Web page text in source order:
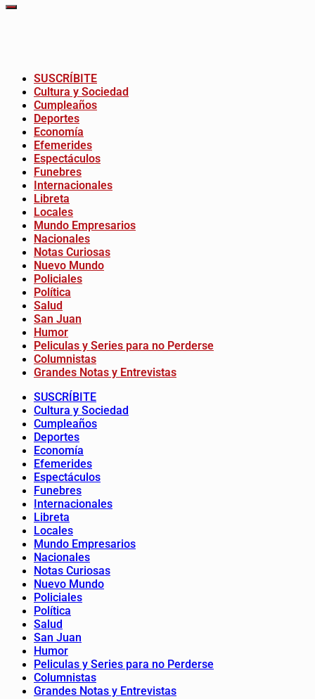
SUSCRÍBITE
Cultura y Sociedad
Cumpleaños
Deportes
Economía
Efemerides
Espectáculos
Funebres
Internacionales
Libreta
Locales
Mundo Empresarios
Nacionales
Notas Curiosas
Nuevo Mundo
Policiales
Política
Salud
San Juan
Humor
Peliculas y Series para no Perderse
Columnistas
Grandes Notas y Entrevistas
SUSCRÍBITE
Cultura y Sociedad
Cumpleaños
Deportes
Economía
Efemerides
Espectáculos
Funebres
Internacionales
Libreta
Locales
Mundo Empresarios
Nacionales
Notas Curiosas
Nuevo Mundo
Policiales
Política
Salud
San Juan
Humor
Peliculas y Series para no Perderse
Columnistas
Grandes Notas y Entrevistas